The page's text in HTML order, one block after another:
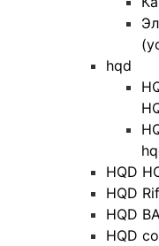
hqd
HQD
HQD
HQD
HQD